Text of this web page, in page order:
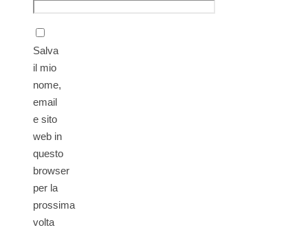
Salva
il mio
nome,
email
e sito
web in
questo
browser
per la
prossima
volta